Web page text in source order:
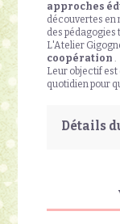
approches
découvertes en
des pédagogies
L'Atelier
coopération .
Leur objectif est
quotidien pour
Détails